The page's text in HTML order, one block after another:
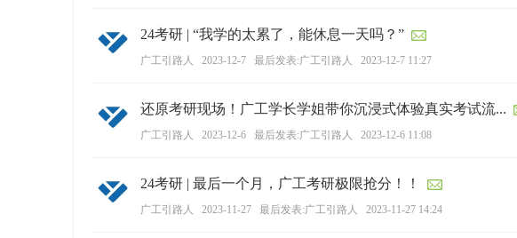
24考研 | “我学的太累了，能休息一天吗？”
广工引路人 2023-12-7 最后发表:广工引路人 2023-12-7 11:27
还原考研现场！广工学长学姐带你沉浸式体验真实考试流...
广工引路人 2023-12-6 最后发表:广工引路人 2023-12-6 11:08
24考研 | 最后一个月，广工考研极限抢分！！
广工引路人 2023-11-27 最后发表:广工引路人 2023-11-27 14:24